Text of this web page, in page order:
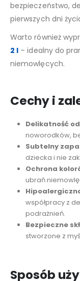
bezpieczeństwo,
pierwszych dni
Warto również
2 l – idealny do
niemowlęcych.
Cechy i
Delikatność
noworodków,
Subtelny
dziecka i nie
Ochrona
ubrań
współpracy z
podrażnień.
Bezpieczne
stworzone z
Sposób